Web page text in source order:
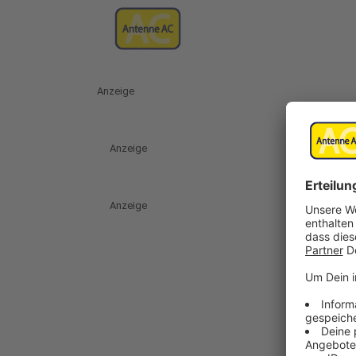
Anzeige
Anzeige
Anzeige